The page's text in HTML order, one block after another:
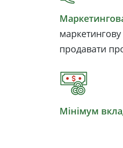
продавати
Мінімум